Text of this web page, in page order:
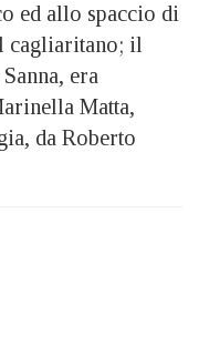
ed allo spaccio di
cagliaritano; il
era
Matta,
da Roberto